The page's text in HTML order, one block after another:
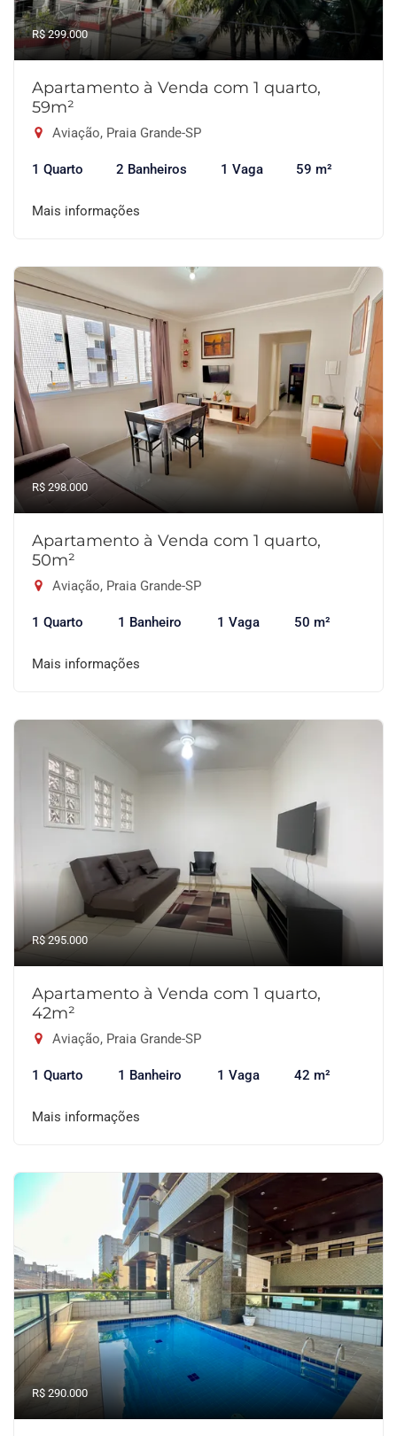
R$ 299.000
Apartamento à Venda com 1 quarto,
59m²
Aviação, Praia Grande-SP
1 Quarto 2 Banheiros 1 Vaga 59 m²
Mais informações
R$ 298.000
Apartamento à Venda com 1 quarto,
50m²
Aviação, Praia Grande-SP
1 Quarto 1 Banheiro 1 Vaga 50 m²
Mais informações
R$ 295.000
Apartamento à Venda com 1 quarto,
42m²
Aviação, Praia Grande-SP
1 Quarto 1 Banheiro 1 Vaga 42 m²
Mais informações
R$ 290.000